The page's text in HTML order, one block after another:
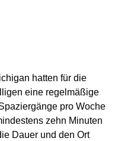
hatten für die
eine regelmäßige
pro Woche
zehn Minuten
Dauer und den Ort